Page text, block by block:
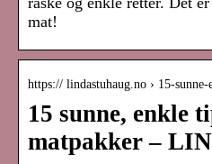
mat!
https:// lindastuhaug.no › 15-
15 sunne, enkle
matpakker –